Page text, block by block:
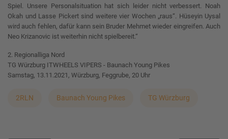
Spiel. Unsere Personalsituation hat sich leider nicht verbessert. Noah
Okah und Lasse Pickert sind weitere vier Wochen „raus“. Hüseyin Uysal
wird auch fehlen, dafür kann sein Bruder Mehmet wieder eingreifen. Auch
Neo Krizanovic ist weiterhin nicht spielbereit.“
2. Regionalliga Nord
TG Würzburg ITWHEELS VIPERS - Baunach Young Pikes
Samstag, 13.11.2021, Würzburg, Feggrube, 20 Uhr
2RLN Baunach Young Pikes TG Würzburg